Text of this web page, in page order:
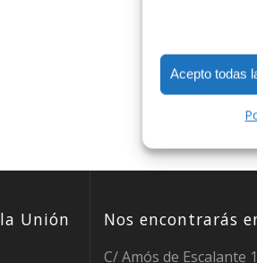
Acepto todas
Unión
Nos encontrarás
C/ Amós de Escalante